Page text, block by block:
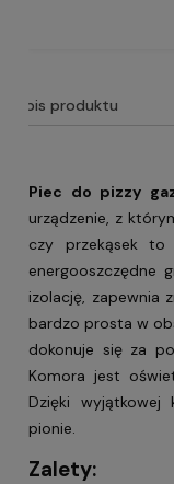
Opis produktu
Piec do pizzy
urządzenie, z
czy przekąsek to
energooszczędne
izolację, zapewnia
bardzo prosta w
dokonuje się za
Komora jest
Dzięki
pionie.
Zalety: